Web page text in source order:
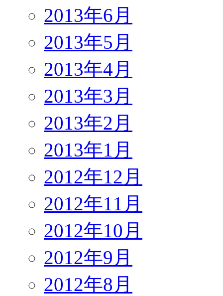
2013年6月
2013年5月
2013年4月
2013年3月
2013年2月
2013年1月
2012年12月
2012年11月
2012年10月
2012年9月
2012年8月